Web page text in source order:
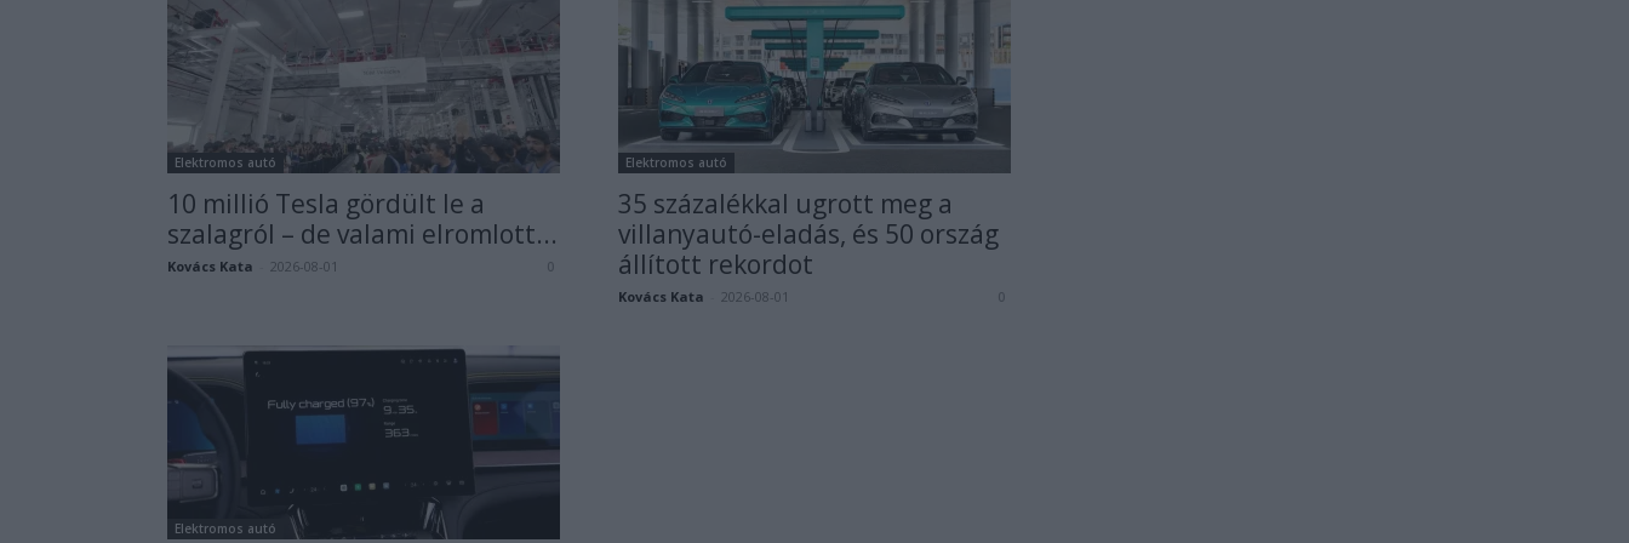
Elektromos autó
10 millió Tesla gördült le a
szalagról – de valami elromlott...
Kovács Kata 2026-08-01 0
Elektromos autó
35 százalékkal ugrott meg a
villanyautó-eladás, és 50 ország
állított rekordot
Kovács Kata 2026-08-01 0
Elektromos autó